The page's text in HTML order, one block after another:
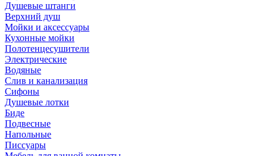
Душевые штанги
Верхний душ
Мойки и аксессуары
Кухонные мойки
Полотенцесушители
Электрические
Водяные
Слив и канализация
Сифоны
Душевые лотки
Биде
Подвесные
Напольные
Писсуары